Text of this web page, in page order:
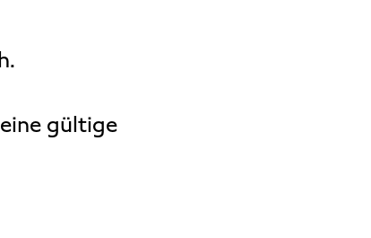
gültige